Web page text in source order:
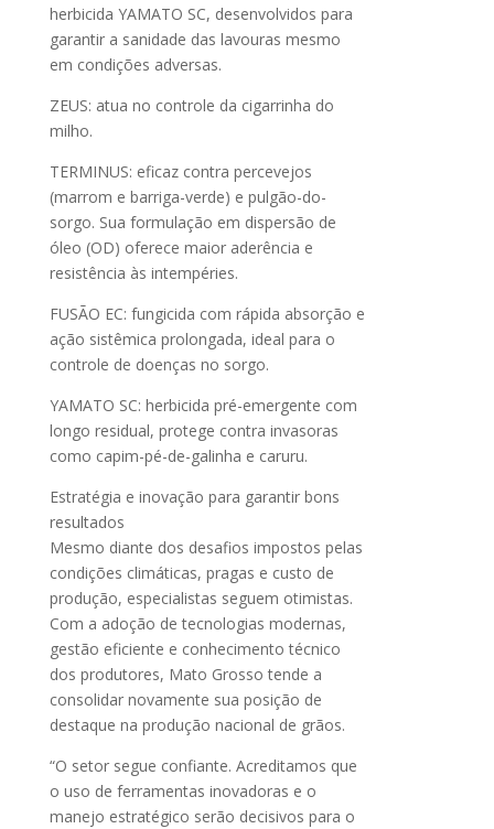
herbicida YAMATO SC, desenvolvidos para
garantir a sanidade das lavouras mesmo
em condições adversas.
ZEUS: atua no controle da cigarrinha do
milho.
TERMINUS: eficaz contra percevejos
(marrom e barriga-verde) e pulgão-do-
sorgo. Sua formulação em dispersão de
óleo (OD) oferece maior aderência e
resistência às intempéries.
FUSÃO EC: fungicida com rápida absorção e
ação sistêmica prolongada, ideal para o
controle de doenças no sorgo.
YAMATO SC: herbicida pré-emergente com
longo residual, protege contra invasoras
como capim-pé-de-galinha e caruru.
Estratégia e inovação para garantir bons
resultados
Mesmo diante dos desafios impostos pelas
condições climáticas, pragas e custo de
produção, especialistas seguem otimistas.
Com a adoção de tecnologias modernas,
gestão eficiente e conhecimento técnico
dos produtores, Mato Grosso tende a
consolidar novamente sua posição de
destaque na produção nacional de grãos.
“O setor segue confiante. Acreditamos que
o uso de ferramentas inovadoras e o
manejo estratégico serão decisivos para o